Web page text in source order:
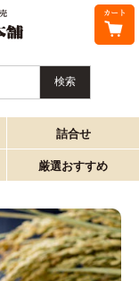
詰合せ
厳選おすすめ